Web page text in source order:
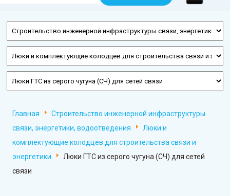
Главная
Строительство инженерной инфраструктуры
связи, энергетики, водоотведения
Люки и
комплектующие колодцев для строительства связи и
энергетики
Люки ГТС из серого чугуна (СЧ) для сетей
связи